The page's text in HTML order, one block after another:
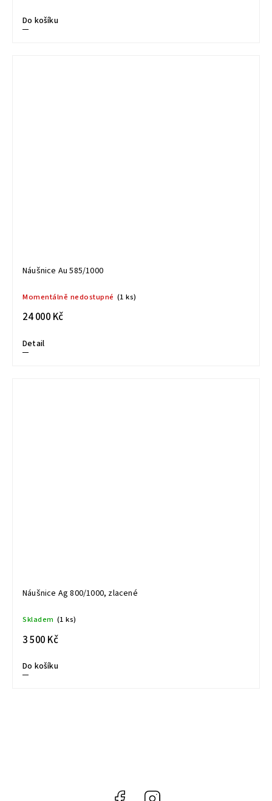
Do košíku
Náušnice Au 585/1000
Momentálně nedostupné (1 ks)
24 000 Kč
Detail
Náušnice Ag 800/1000, zlacené
Skladem (1 ks)
3 500 Kč
Do košíku
Facebook